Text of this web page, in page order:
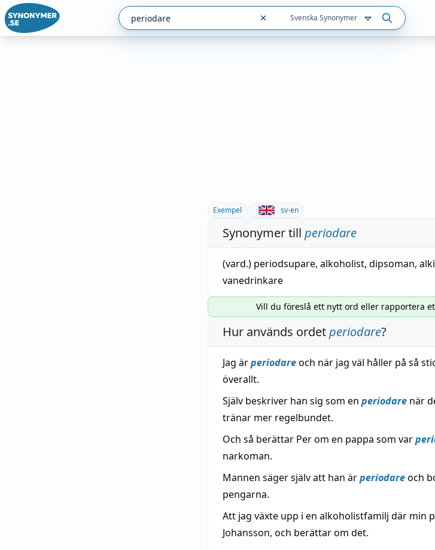
Svenska Synonymer
Exempel sv-en
Synonymer till periodare
(vard.) periodsupare, alkoholist, dipsoman,
vanedrinkare
Vill du föreslå ett nytt ord eller rapportera
Hur används ordetperiodare?
Jag ärperiodareoch när jag väl håller på så
överallt.
Själv beskriver han sig som en periodare när
tränar mer regelbundet.
Och så berättar Per om en pappa som var
narkoman.
Mannen säger själv att han ärperiodareoch
pengarna.
Att jag växte upp i en alkoholistfamilj där min
Johansson, och berättar om det.